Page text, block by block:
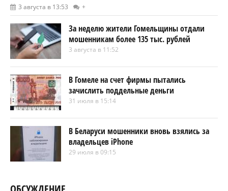
3 августа в 13:53 +
За неделю жители Гомельщины отдали
мошенникам более 135 тыс. рублей
3 августа в 11:52
В Гомеле на счет фирмы пытались
зачислить поддельные деньги
31 июля в 15:14
В Беларуси мошенники вновь взялись за
владельцев iPhone
29 июля в 09:15